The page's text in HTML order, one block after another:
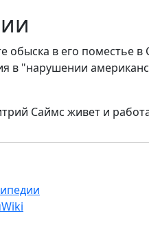
обыска в его поместье
в "нарушении
Саймс живет и